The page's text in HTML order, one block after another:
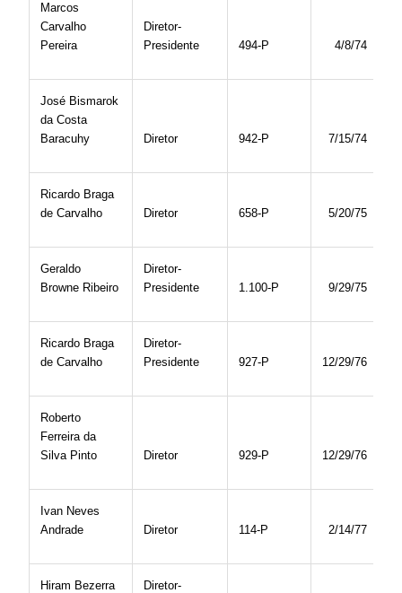
Marcos
Carvalho
Pereira
Diretor-
Presidente
494-P 4/8/74
José Bismarok
da Costa
Baracuhy
Diretor 942-P 7/15/74
Ricardo Braga
de Carvalho
Diretor 658-P 5/20/75
Geraldo
Browne Ribeiro
Diretor-
Presidente
1.100-P 9/29/75
Ricardo Braga
de Carvalho
Diretor-
Presidente
927-P 12/29/76
Roberto
Ferreira da
Silva Pinto
Diretor 929-P 12/29/76
Ivan Neves
Andrade
Diretor 114-P 2/14/77
Hiram Bezerra
Diretor-